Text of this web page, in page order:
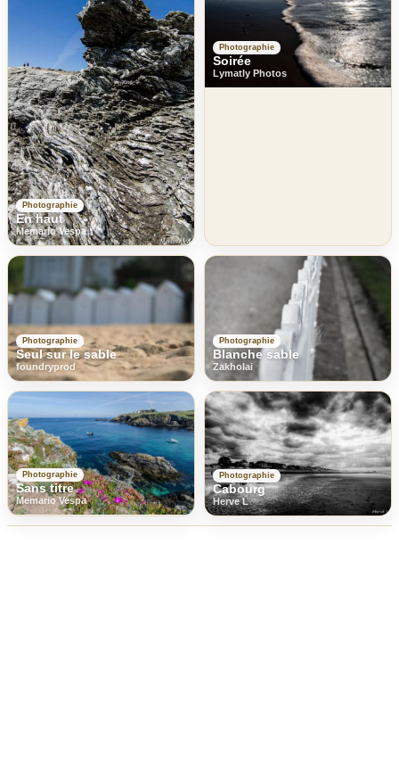
Photographie
En haut
Memario Vespa
Photographie
Soirée
Lymatly Photos
Photographie
Seul sur le sable
foundryprod
Photographie
Blanche sable
Zakholai
Photographie
Sans titre
Memario Vespa
Photographie
Cabourg
Herve L